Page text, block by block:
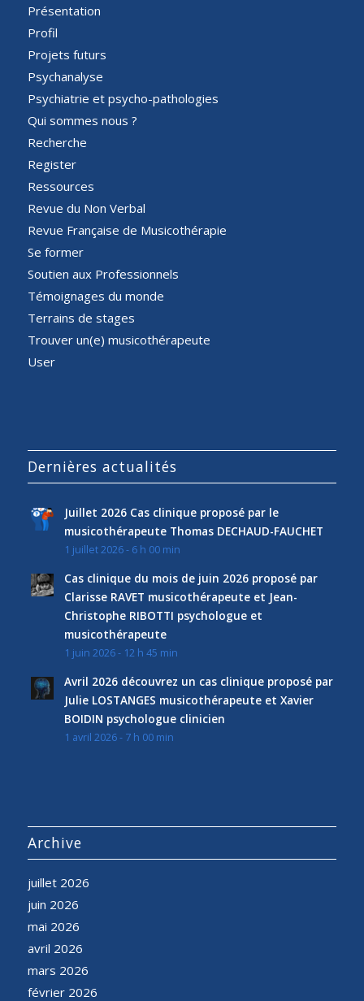
Présentation
Profil
Projets futurs
Psychanalyse
Psychiatrie et psycho-pathologies
Qui sommes nous ?
Recherche
Register
Ressources
Revue du Non Verbal
Revue Française de Musicothérapie
Se former
Soutien aux Professionnels
Témoignages du monde
Terrains de stages
Trouver un(e) musicothérapeute
User
Dernières actualités
Juillet 2026 Cas clinique proposé par le
musicothérapeute Thomas DECHAUD-FAUCHET
1 juillet 2026 - 6 h 00 min
Cas clinique du mois de juin 2026 proposé par
Clarisse RAVET musicothérapeute et Jean-
Christophe RIBOTTI psychologue et
musicothérapeute
1 juin 2026 - 12 h 45 min
Avril 2026 découvrez un cas clinique proposé par
Julie LOSTANGES musicothérapeute et Xavier
BOIDIN psychologue clinicien
1 avril 2026 - 7 h 00 min
Archive
juillet 2026
juin 2026
mai 2026
avril 2026
mars 2026
février 2026